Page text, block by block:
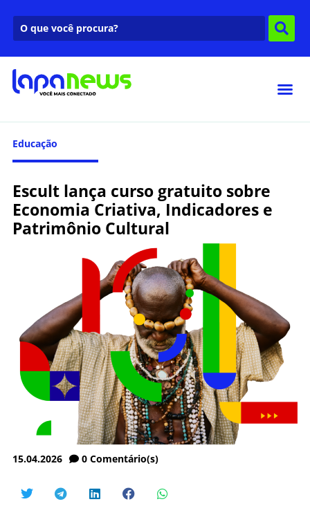
Educação
Escult lança curso gratuito sobre
Economia Criativa, Indicadores e
Patrimônio Cultural
15.04.2026 0 Comentário(s)